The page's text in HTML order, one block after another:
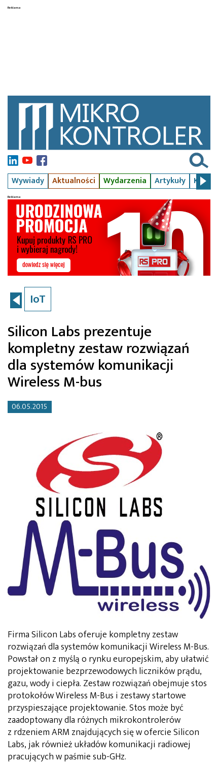
Wywiady Aktualności Wydarzenia Artykuły Kursy
IoT
Silicon Labs prezentuje
kompletny zestaw rozwiązań
dla systemów komunikacji
Wireless M-bus
06.05.2015
Firma Silicon Labs oferuje kompletny zestaw
rozwiązań dla systemów komunikacji Wireless M-Bus.
Powstał on z myślą o rynku europejskim, aby ułatwić
projektowanie bezprzewodowych liczników prądu,
gazu, wody i ciepła. Zestaw rozwiązań obejmuje stos
protokołów Wireless M-Bus i zestawy startowe
przyspieszające projektowanie. Stos może być
zaadoptowany dla różnych mikrokontrolerów
z rdzeniem ARM znajdujących się w ofercie Silicon
Labs, jak również układów komunikacji radiowej
pracujących w paśmie sub-GHz.